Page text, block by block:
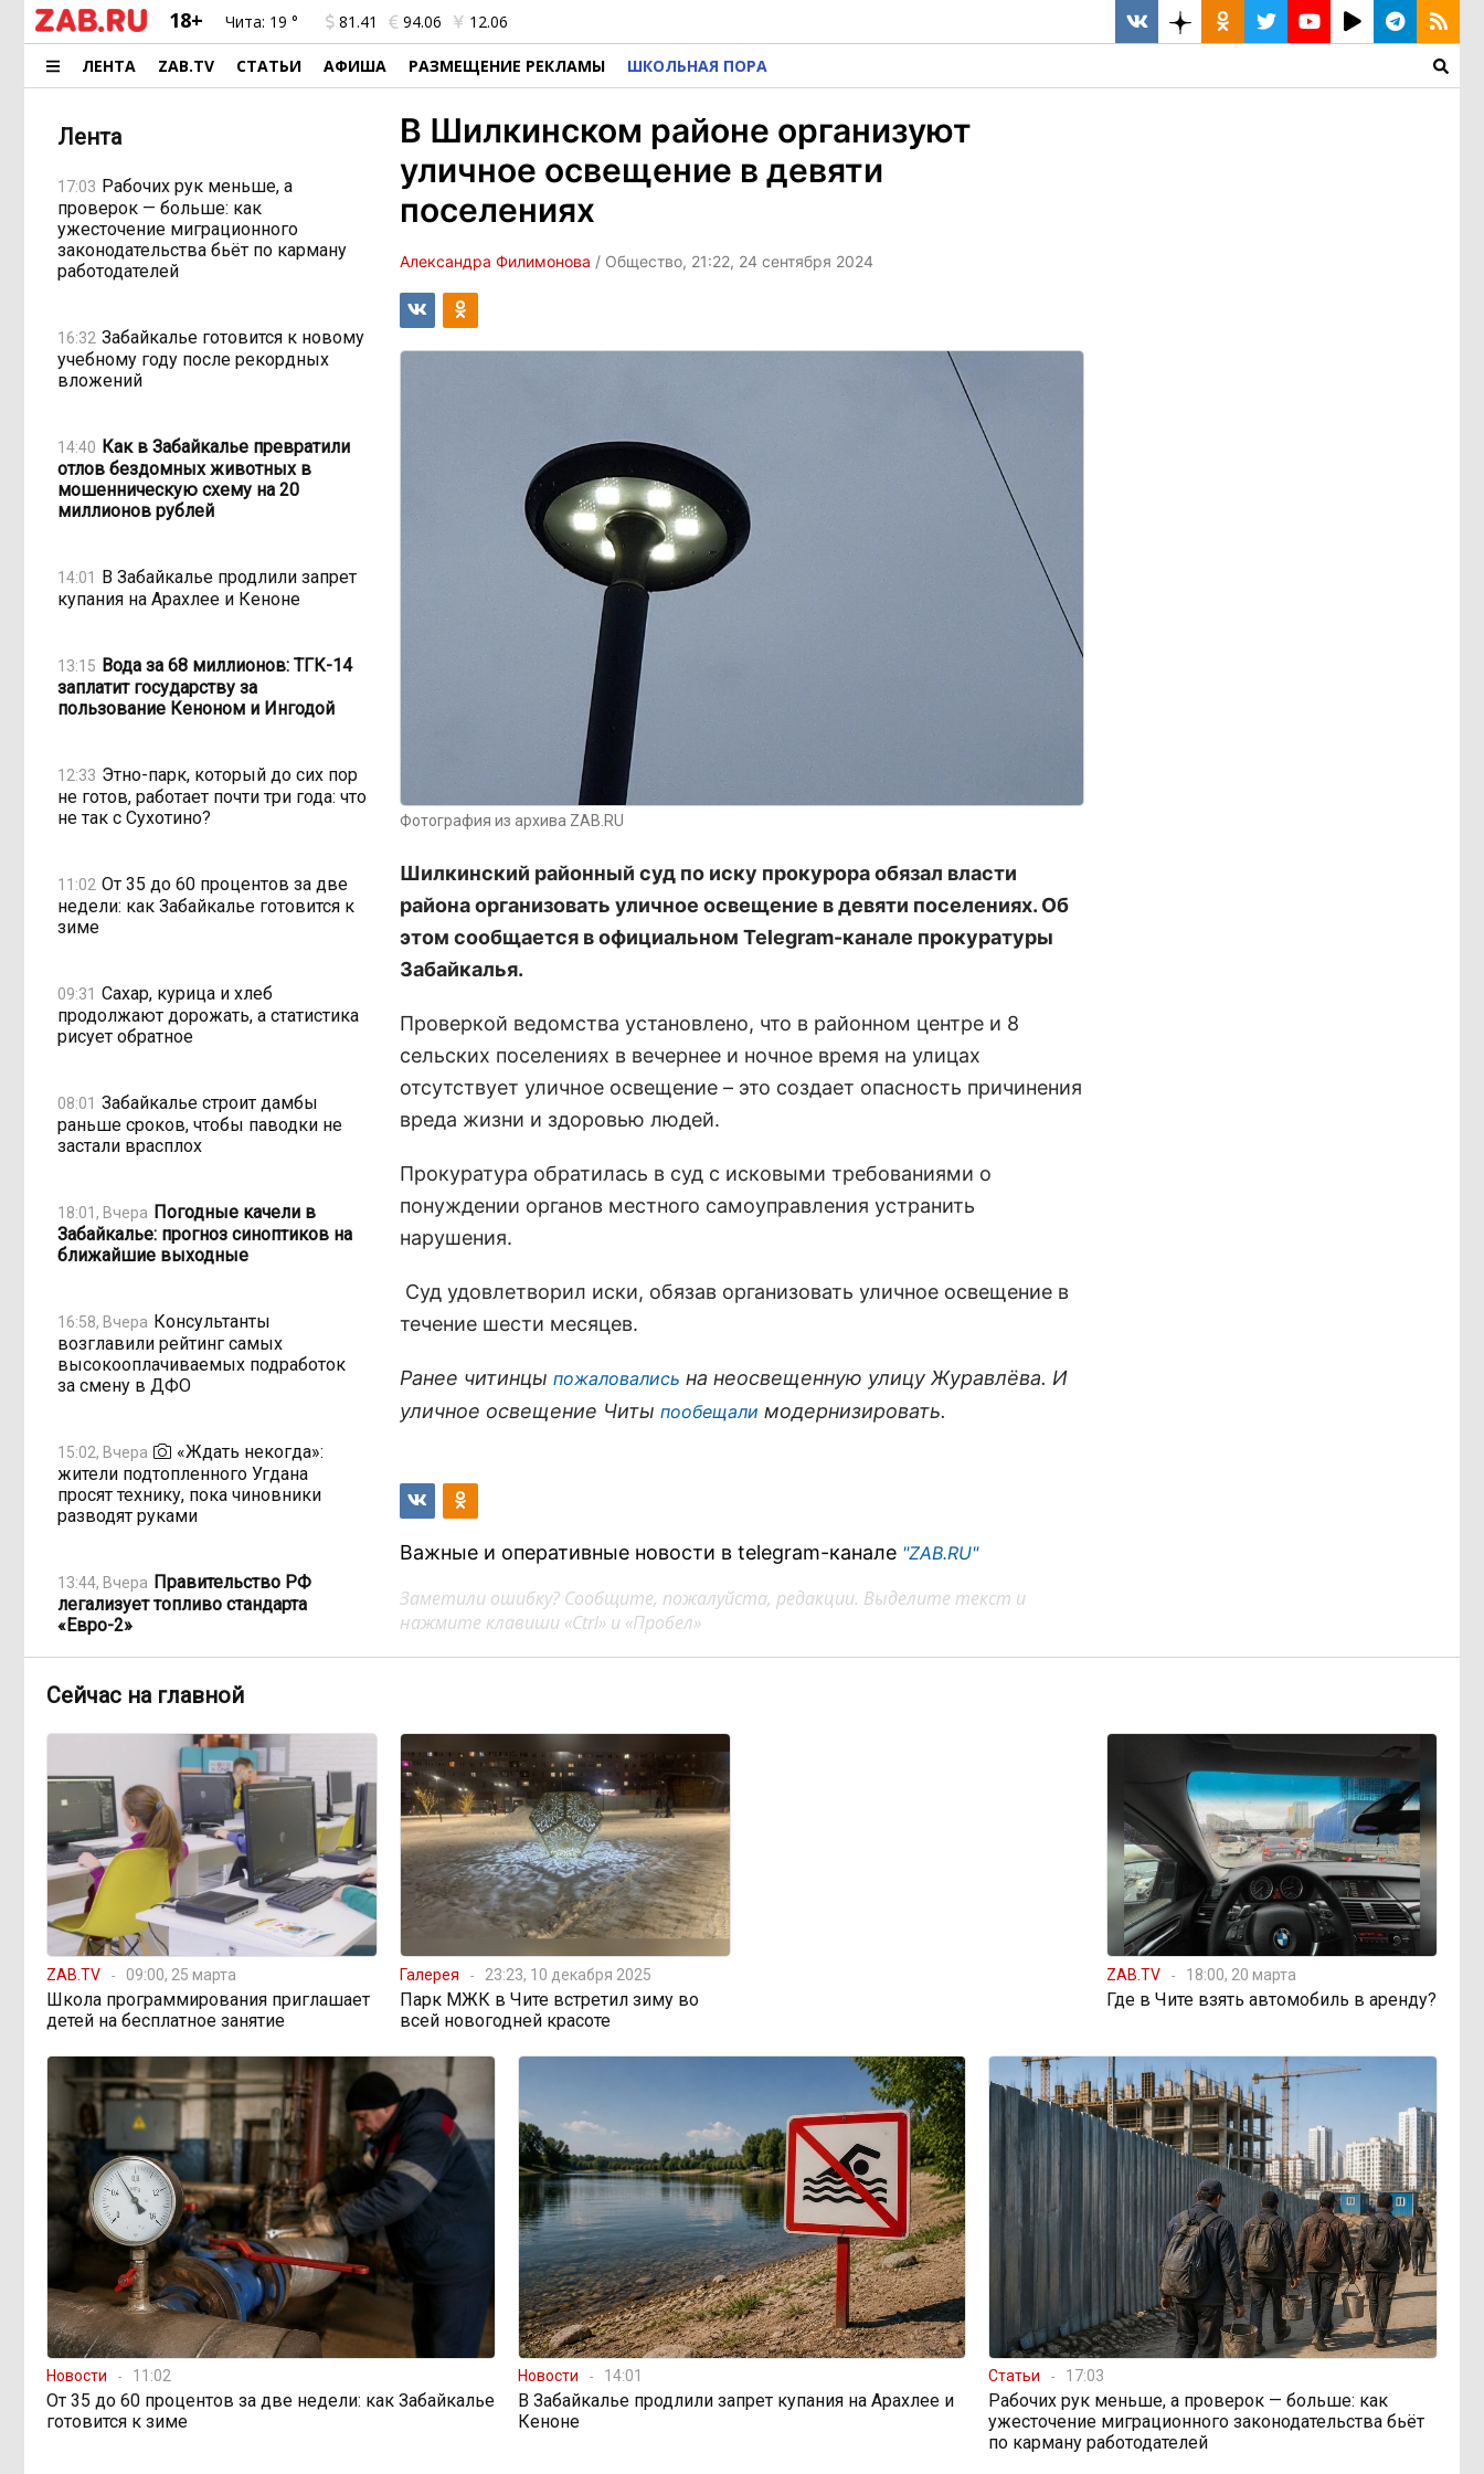
18+ Чита: 19 ° 81.41 94.06 12.06
ЛЕНТА ZAB.TV СТАТЬИ АФИША РАЗМЕЩЕНИЕ РЕКЛАМЫ ШКОЛЬНАЯ ПОРА
Лента
17:03 Рабочих рук меньше, а
проверок — больше: как
ужесточение миграционного
законодательства бьёт по карману
работодателей
16:32 Забайкалье готовится к новому
учебному году после рекордных
вложений
14:40 Как в Забайкалье превратили
отлов бездомных животных в
мошенническую схему на 20
миллионов рублей
14:01 В Забайкалье продлили запрет
купания на Арахлее и Кеноне
13:15 Вода за 68 миллионов: ТГК-14
заплатит государству за
пользование Кеноном и Ингодой
12:33 Этно-парк, который до сих пор
не готов, работает почти три года: что
не так с Сухотино?
11:02 От 35 до 60 процентов за две
недели: как Забайкалье готовится к
зиме
09:31 Сахар, курица и хлеб
продолжают дорожать, а статистика
рисует обратное
08:01 Забайкалье строит дамбы
раньше сроков, чтобы паводки не
застали врасплох
18:01, Вчера Погодные качели в
Забайкалье: прогноз синоптиков на
ближайшие выходные
16:58, Вчера Консультанты
возглавили рейтинг самых
высокооплачиваемых подработок
за смену в ДФО
15:02, Вчера
«Ждать некогда»:
жители подтопленного Угдана
просят технику, пока чиновники
разводят руками
13:44, Вчера Правительство РФ
легализует топливо стандарта
«Евро-2»
12:33, Вчера
Власти: Забайкалье
11:05, Вчера
«В большинстве
регионов индексация прошла с 1
января»: почему Забайкалье
задержало повышение зарплат
бюджетникам
10:16, Вчера
В Каларском округе
подрядчик и чиновник попали под
уголовные дела
Омск: как Забайкалье провалило
«Чистый воздух»
08:15, Вчера Депутат Госдумы
объяснил «неполноценность»
женщин библейским сюжетом
08:10, Вчера Прокуратура начала
проверку из-за раскопок ТГК-14
19:02, 5 августа
Когда ждать денег?
Забайкалье — в списке регионов,
где бюджетники могут остаться без
выплат
В Шилкинском районе организуют
уличное освещение в девяти
поселениях
Александра Филимонова / Общество, 21:22, 24 сентября 2024
Фотография из архива ZAB.RU
Шилкинский районный суд по иску прокурора обязал власти
района организовать уличное освещение в девяти поселениях. Об
этом сообщается в официальном Telegram-канале прокуратуры
Забайкалья.
Проверкой ведомства установлено, что в районном центре и 8
сельских поселениях в вечернее и ночное время на улицах
отсутствует уличное освещение – это создает опасность причинения
вреда жизни и здоровью людей.
Прокуратура обратилась в суд с исковыми требованиями о
понуждении органов местного самоуправления устранить
нарушения.
Суд удовлетворил иски, обязав организовать уличное освещение в
течение шести месяцев.
Ранее читинцы пожаловались на неосвещенную улицу Журавлёва. И
уличное освещение Читы пообещали модернизировать.
Важные и оперативные новости в telegram-канале "ZAB.RU"
Заметили ошибку? Сообщите, пожалуйста, редакции. Выделите текст и
нажмите клавиши «Ctrl» и «Пробел»
Сейчас на главной
ZAB.TV 09:00, 25 марта
Школа программирования приглашает
детей на бесплатное занятие
Галерея 23:23, 10 декабря 2025
Парк МЖК в Чите встретил зиму во
всей новогодней красоте
ZAB.TV 18:00, 20 марта
Где в Чите взять автомобиль в аренду?
Новости 11:02
От 35 до 60 процентов за две недели: как Забайкалье
готовится к зиме
Новости 14:01
В Забайкалье продлили запрет купания на Арахлее и
Кеноне
Статьи 17:03
Рабочих рук меньше, а проверок — больше: как
ужесточение миграционного законодательства бьёт
по карману работодателей